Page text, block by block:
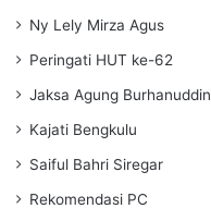
Ny Lely Mirza Agus
Peringati HUT ke-62
Jaksa Agung Burhanuddin
Kajati Bengkulu
Saiful Bahri Siregar
Rekomendasi PC